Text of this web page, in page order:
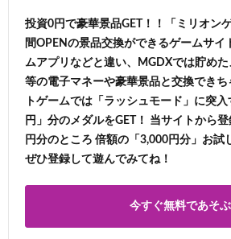
投資0円で豪華景品GET！！「ミリオン
間OPENの景品交換ができるゲームサイ
ムアプリなどと違い、MGDXでは貯めた
等の電子マネーや豪華景品と交換でき
トゲームでは「ラッシュモード」に突
円」分のメダルをGET！ 当サイトから
円分のところ 倍額の「3,000円分」お試
ぜひ登録して遊んでみてね！
今すぐ無料であそぶ